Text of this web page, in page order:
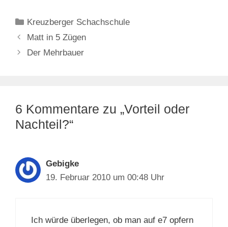
Kategorien
Kreuzberger Schachschule
Matt in 5 Zügen
Der Mehrbauer
6 Kommentare zu „Vorteil oder
Nachteil?“
Gebigke
19. Februar 2010 um 00:48 Uhr
Ich würde überlegen, ob man auf e7 opfern